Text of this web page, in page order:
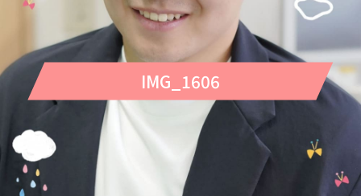
IMG_1606